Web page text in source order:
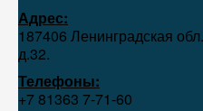
Адрес:
187406 Ленинградская
д.32.
Телефоны:
+7 81363 7‑71-60